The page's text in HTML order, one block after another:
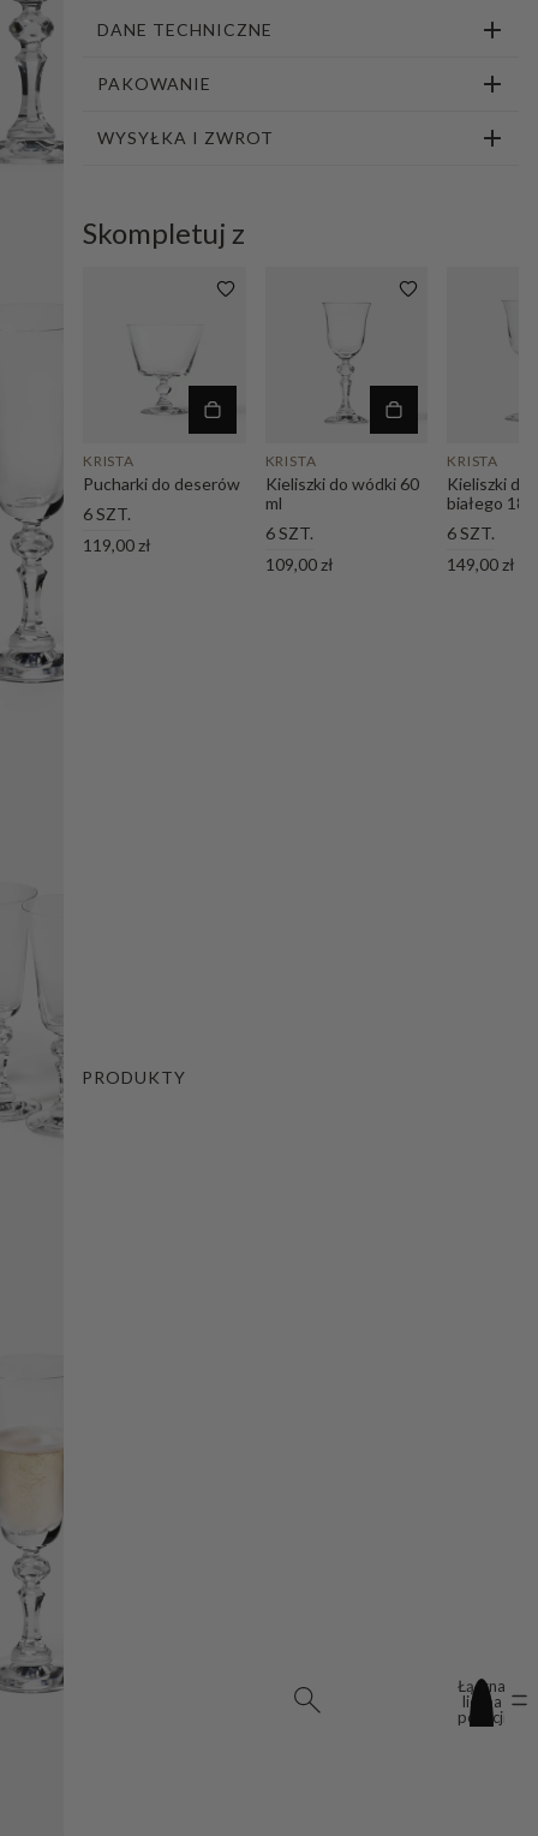
PRODUKTY
Łączna
liczba
pozycji
w
DANE TECHNICZNE
PAKOWANIE
WYSYŁKA I ZWROT
Skompletuj z
KRISTA
Pucharki do deserów
6 SZT.
119,00 zł
KRISTA
Kieliszki do wódki 60
ml
6 SZT.
109,00 zł
KRISTA
Kieliszki do
białego
6 SZT.
149,00 zł